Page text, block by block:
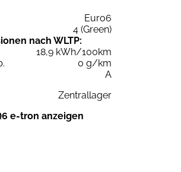
Euro6
4 (Green)
nach WLTP:
18,9 kWh/100km
0 g/km
A
Zentrallager
e-tron anzeigen